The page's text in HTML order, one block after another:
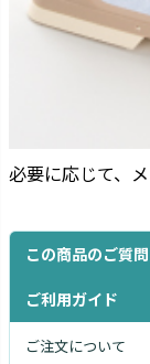
必要に応じて、
この商品のご質問
ご利用ガイド
ご注文について